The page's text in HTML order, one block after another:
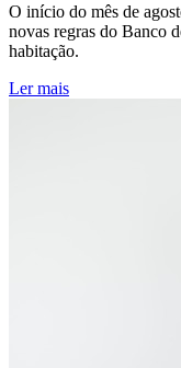
O início do mês de
novas regras do Banco
habitação.
Ler mais